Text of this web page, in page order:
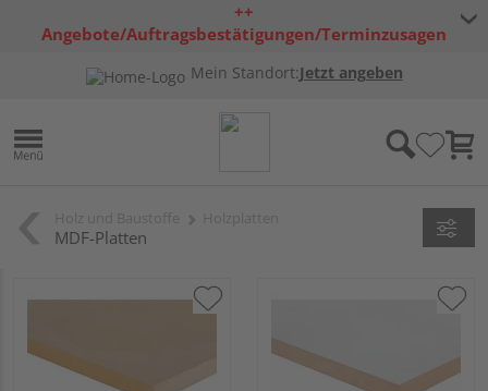
++
Angebote/Auftragsbestätigungen/Terminzusagen
Mein Standort:Jetzt angeben
MDF-Platten